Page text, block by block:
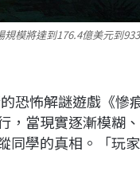
模將達到176.4億美元到
恐怖解謎遊戲《慘
當現實逐漸模糊
同學的真相。「玩